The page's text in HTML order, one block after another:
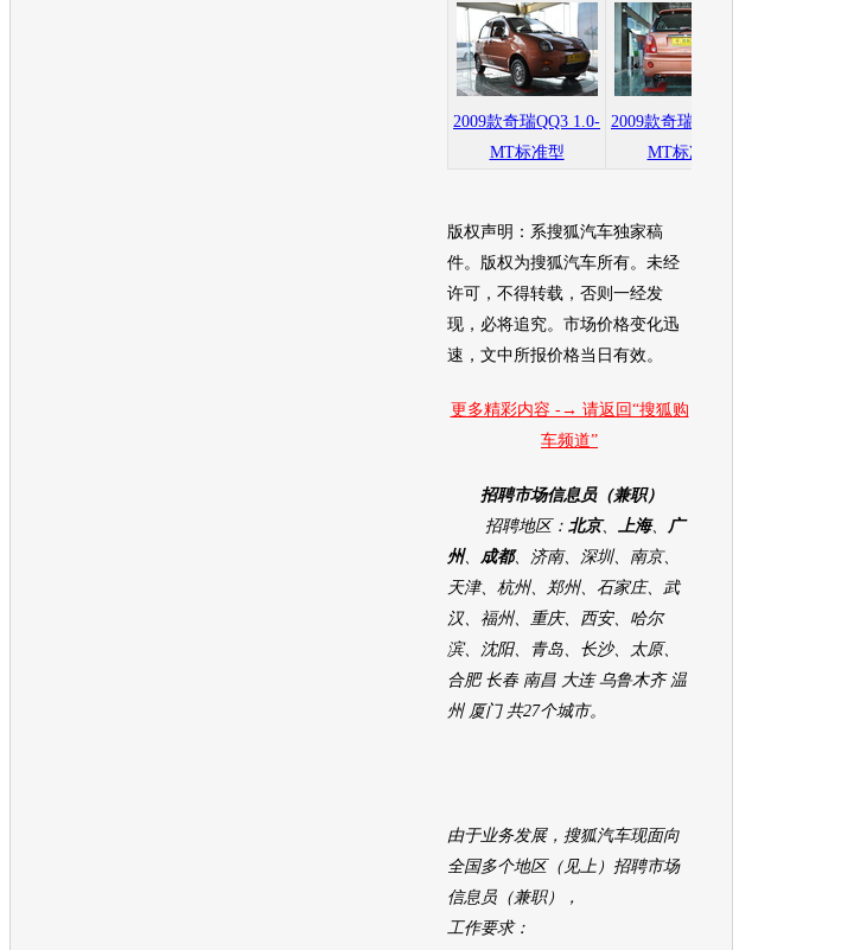
2009款奇瑞QQ3 1.0-
MT标准型
2009款奇瑞QQ3 1.0-
MT标准型
版权声明：系搜狐汽车独家稿
件。版权为搜狐汽车所有。未经
许可，不得转载，否则一经发
现，必将追究。市场价格变化迅
速，文中所报价格当日有效。
更多精彩内容 -→ 请返回“搜狐购
车频道”
招聘市场信息员（兼职）
招聘地区： 北京、 上海、
广
州、 成都、济南、深圳、南京、
天津、杭州、郑州、石家庄、武
汉、福州、重庆、西安、哈尔
滨、沈阳、青岛、长沙、太原、
合肥 长春 南昌 大连 乌鲁木齐 温
州 厦门 共27个城市。
由于业务发展，搜狐汽车现面向
全国多个地区（见上）招聘市场
信息员（兼职），
工作要求：